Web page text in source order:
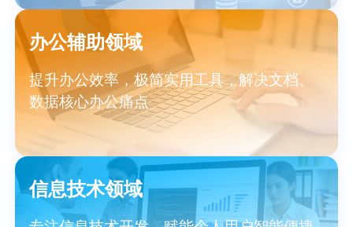
办公辅助领域
提升办公效率，极简实用工具，解决文档、
数据核心办公痛点
信息技术领域